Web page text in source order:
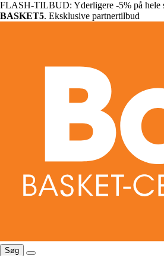
FLASH-TILBUD: Yderligere -5% på hele
BASKET5. Eksklusive partnertilbud
Søg